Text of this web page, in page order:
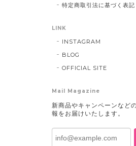
特定商取引法に基づく表記
LINK
INSTAGRAM
BLOG
OFFICIAL SITE
Mail Magazine
新商品やキャンペーンなど
報をお届けいたします。